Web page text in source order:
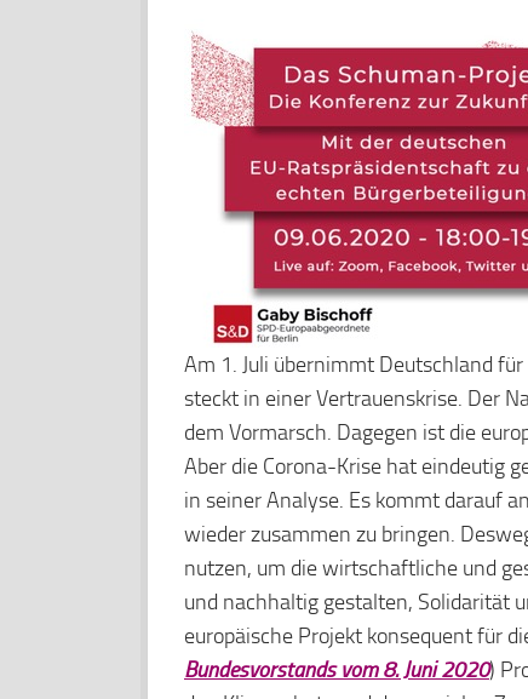
Am 1. Juli übernimmt Deutschland
steckt in einer Vertrauenskrise. Der
dem Vormarsch. Dagegen ist die
Aber die Corona-Krise hat eindeutig
in seiner Analyse. Es kommt darauf
wieder zusammen zu bringen.
nutzen, um die wirtschaftliche und
und nachhaltig gestalten, Solidarität
europäische Projekt konsequent für
Bundesvorstands vom 8. Juni 2020)